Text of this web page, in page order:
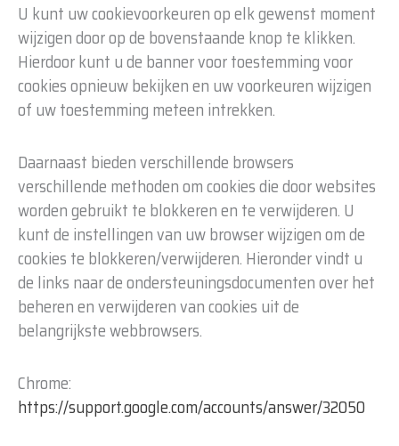
U kunt uw cookievoorkeuren op elk gewenst moment
wijzigen door op de bovenstaande knop te klikken.
Hierdoor kunt u de banner voor toestemming voor
cookies opnieuw bekijken en uw voorkeuren wijzigen
of uw toestemming meteen intrekken.
Daarnaast bieden verschillende browsers
verschillende methoden om cookies die door websites
worden gebruikt te blokkeren en te verwijderen. U
kunt de instellingen van uw browser wijzigen om de
cookies te blokkeren/verwijderen. Hieronder vindt u
de links naar de ondersteuningsdocumenten over het
beheren en verwijderen van cookies uit de
belangrijkste webbrowsers.
Chrome:
https://support.google.com/accounts/answer/32050